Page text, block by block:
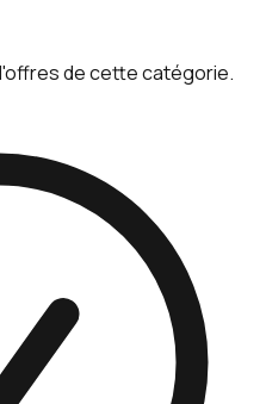
de cette catégorie.